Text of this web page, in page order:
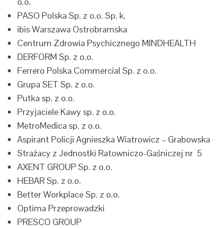
PASO Polska Sp. z o.o. Sp. k.
ibis Warszawa Ostrobramska
Centrum Zdrowia Psychicznego MINDHEALTH
DERFORM Sp. z o.o.
Ferrero Polska Commercial Sp. z o.o.
Grupa SET Sp. z o.o.
Putka sp. z o.o.
Przyjaciele Kawy sp. z o.o.
MetroMedica sp. z o.o.
Aspirant Policji Agnieszka Wiatrowicz – Grabowska
Strażacy z Jednostki Ratowniczo-Gaśniczej nr 5
AXENT GROUP Sp. z o.o.
HEBAR Sp. z o.o.
Better Workplace Sp. z o.o.
Optima Przeprowadzki
PRESCO GROUP